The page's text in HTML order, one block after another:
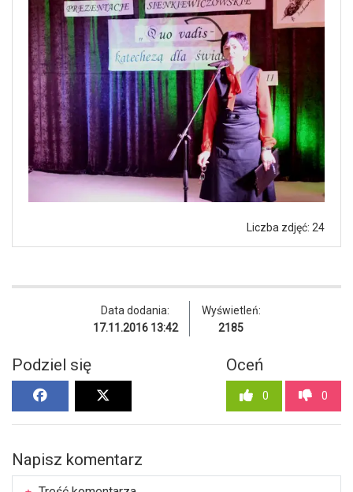
Liczba zdjęć: 24
Data dodania:
17.11.2016 13:42
Wyświetleń:
2185
Podziel się Oceń
0 0
Napisz komentarz